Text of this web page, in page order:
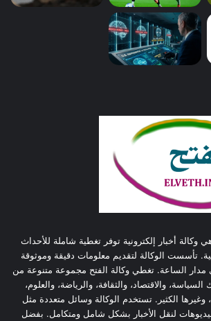
هي وكالة أخبار إلكترونية توفر تغطية شاملة للأحداث
تأسست الوكالة لتقديم معلومات دقيقة وموثوقة
مدار الساعة. تغطي وكالة الفتح مجموعة متنوعة من
والاقتصاد، والثقافة، والرياضة، والعلوم،
وغيرها الكثير. تستخدم الوكالة وسائل متعددة مثل
لنقل الأخبار بشكل شامل ومتكامل. بفضل